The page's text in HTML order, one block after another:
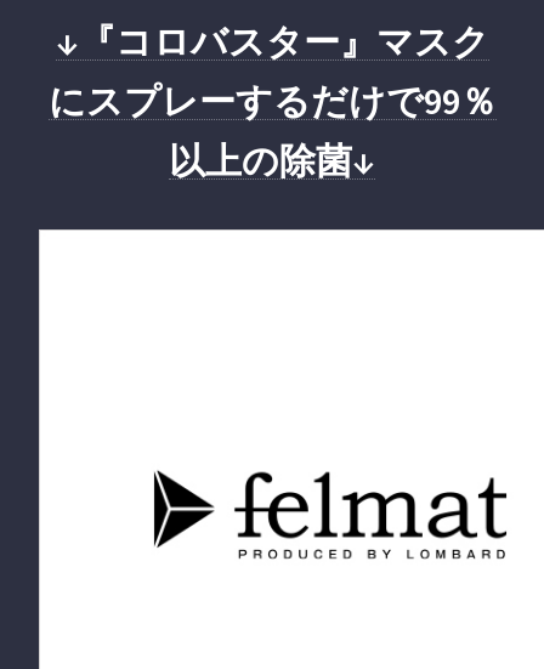
↓『コロバスター』マスク
にスプレーするだけで99％
以上の除菌↓